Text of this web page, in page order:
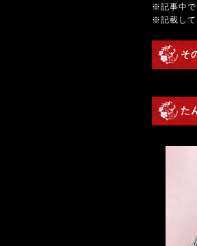
※記事中で
※記載して
そ
た